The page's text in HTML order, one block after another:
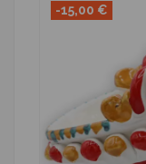
-15,00 €